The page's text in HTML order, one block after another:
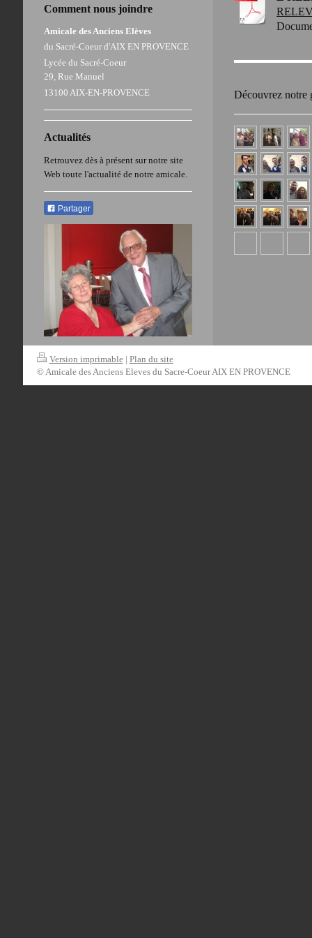
Découvrez notre
Comment nous joindre
Amicale des Anciens Elèves
du Sacré-Coeur d'AIX EN PROVENCE
Lycée du Sacré-Coeur
29, Rue Manuel
13100 AIX-EN-PROVENCE
Actualités
Retrouvez dès à présent sur notre site
Web toute l'actualité de notre amicale.
Partager
Version imprimable | Plan du site
© Amicale des Anciens Eleves du Sacre-Coeur AIX EN PROVENCE